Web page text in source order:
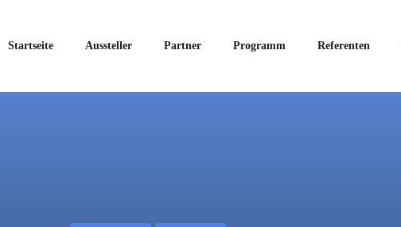
Startseite Aussteller Partner Programm Referenten